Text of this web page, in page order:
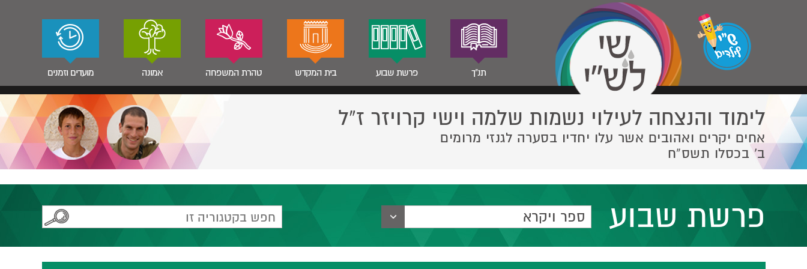
תנ"ך פרשת שבוע בית המקדש טהרת המשפחה אמונה מועדים וזמנים
לימוד והנצחה לעילוי נשמות שלמה וישי קרויזר ז”ל
אחים יקרים ואהובים אשר עלו יחדיו בסערה לגנזי מרומים
ב' בכסלו תשס”ח
פרשת שבוע ספר ויקרא